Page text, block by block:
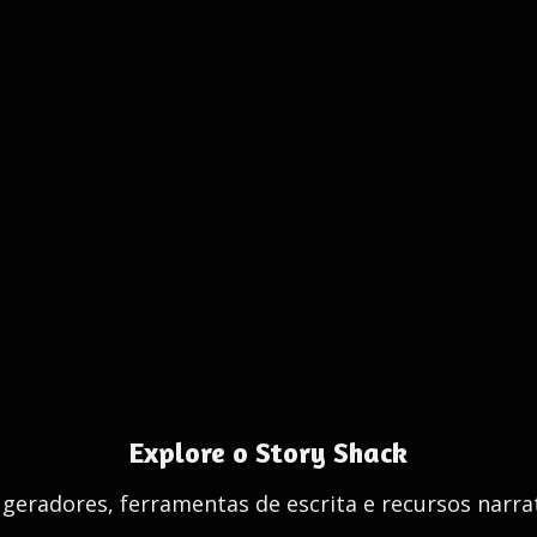
Explore o Story Shack
ferramentas de escrita e recursos